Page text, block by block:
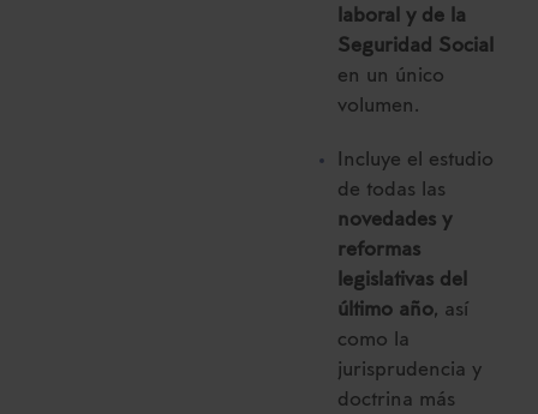
laboral y de la
Seguridad Social
en un único
volumen.
Incluye el estudio
de todas las
novedades y
reformas
legislativas del
último año, así
como la
jurisprudencia y
doctrina más